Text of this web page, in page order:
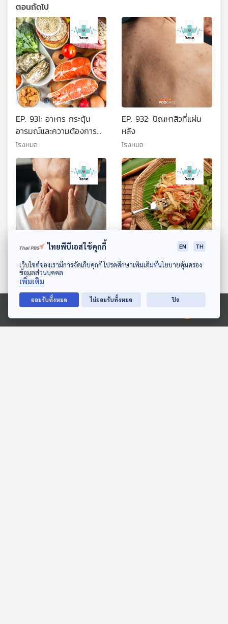
ดาวน์โหลด Thai PBS Podcast Application
Ⓒ 2020 องค์การกระจายเสียงและแพร่ภาพสาธารณะแห่งประเทศไทย
ตอนถัดไป
EP. 931: อาหาร กระตุ้น
อารมณ์และความต้องการ
ทางเพศ
โรงหมอ
EP. 932: ปัญหาสิวที่แผ่น
หลัง
โรงหมอ
EP. 934: โรคที่เกิดจากต่อม
ไทรอยด์
โรงหมอ
EP. 935: ยาที่ได้จากอาหารคู่
ตอนที่เกี่ยวข้อง
ไทยพีบีเอสใช้คุกกี้ EN TH
เว็บไซต์ของเรามีการจัดเก็บคุกกี้ โปรดศึกษาเพิ่มเติมที่นโยบายคุ้มครอง
ข้อมูลส่วนบุคคล
เพิ่มเติม
ยอมรับทั้งหมด ไม่ยอมรับทั้งหมด ปิด